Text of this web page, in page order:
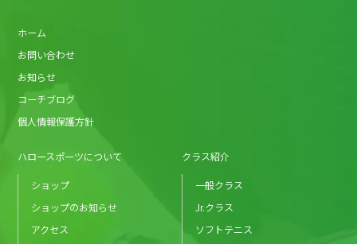
ホーム
お問い合わせ
お知らせ
コーチブログ
個人情報保護方針
ハロースポーツについて
ショップ
ショップのお知らせ
アクセス
クラス紹介
一般クラス
Jr.クラス
ソフトテニス